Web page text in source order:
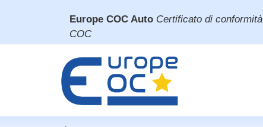
Europe COC Auto Certificato di conformità
COC